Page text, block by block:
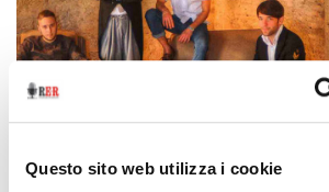
Questo sito web utilizza i cookie
Rumba de Bodas